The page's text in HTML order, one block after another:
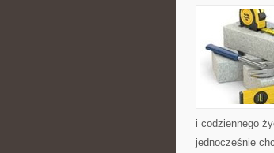
i codziennego
jednocześnie